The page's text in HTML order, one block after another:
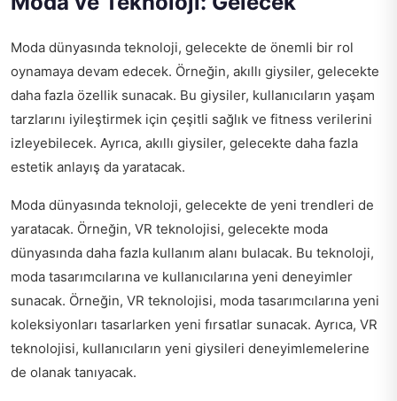
Moda dünyasında teknoloji, gelecekte de önemli bir rol
oynamaya devam edecek. Örneğin, akıllı giysiler, gelecekte
daha fazla özellik sunacak. Bu giysiler, kullanıcıların yaşam
tarzlarını iyileştirmek için çeşitli sağlık ve fitness verilerini
izleyebilecek. Ayrıca, akıllı giysiler, gelecekte daha fazla
estetik anlayış da yaratacak.
Moda dünyasında teknoloji, gelecekte de yeni trendleri de
yaratacak. Örneğin, VR teknolojisi, gelecekte moda
dünyasında daha fazla kullanım alanı bulacak. Bu teknoloji,
moda tasarımcılarına ve kullanıcılarına yeni deneyimler
sunacak. Örneğin, VR teknolojisi, moda tasarımcılarına yeni
koleksiyonları tasarlarken yeni fırsatlar sunacak. Ayrıca, VR
teknolojisi, kullanıcıların yeni giysileri deneyimlemelerine
de olanak tanıyacak.